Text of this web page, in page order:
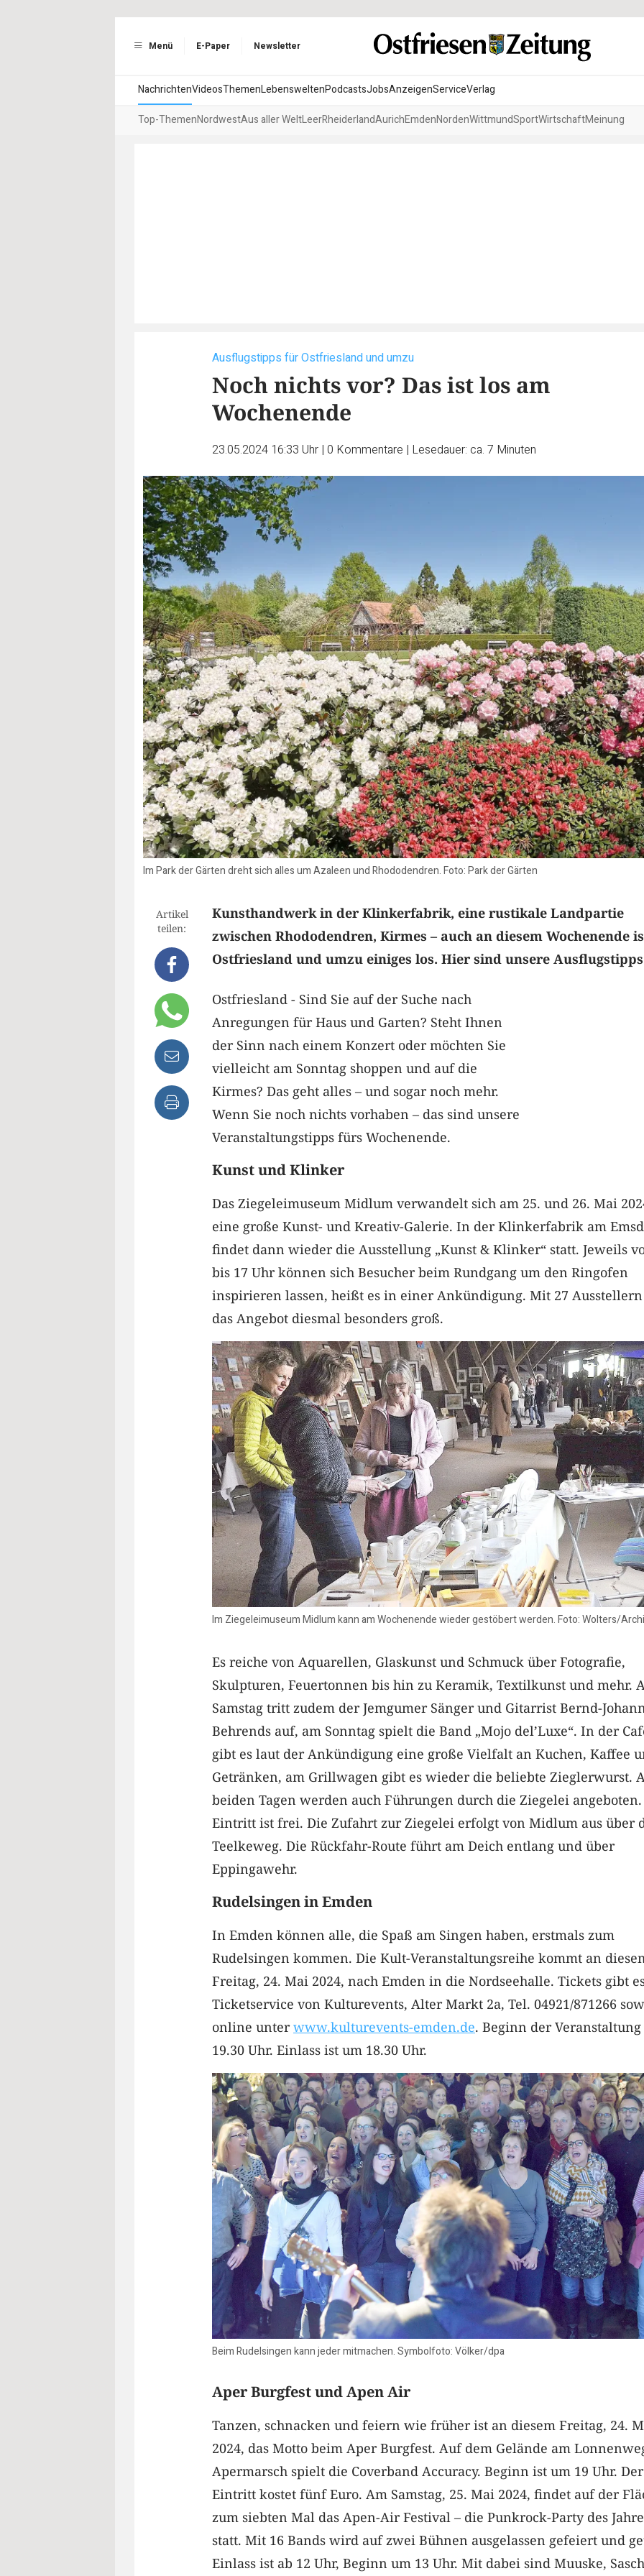
Menü E-Paper Newsletter
NachrichtenVideosThemenLebensweltenPodcastsJobsAnzeigenServiceVerlag
Top-ThemenNordwestAus aller WeltLeerRheiderlandAurichEmdenNordenWittmundSportWirtschaftMeinung
Ausflugstipps für Ostfriesland und umzu
Noch nichts vor? Das ist los am
Wochenende
23.05.2024 16:33 Uhr | 0 Kommentare | Lesedauer: ca. 7 Minuten
Im Park der Gärten dreht sich alles um Azaleen und Rhododendren. Foto: Park der Gärten
Artikel
teilen:
Kunsthandwerk in der Klinkerfabrik, eine rustikale Landpartie
zwischen Rhododendren, Kirmes – auch an diesem Wochenende
Ostfriesland und umzu einiges los. Hier sind unsere
Ostfriesland - Sind Sie auf der Suche nach
Anregungen für Haus und Garten? Steht Ihnen
der Sinn nach einem Konzert oder möchten Sie
vielleicht am Sonntag shoppen und auf die
Kirmes? Das geht alles – und sogar noch mehr.
Wenn Sie noch nichts vorhaben – das sind unsere
Veranstaltungstipps fürs Wochenende.
Kunst und Klinker
Das Ziegeleimuseum Midlum verwandelt sich am 25. und 26. Mai
eine große Kunst- und Kreativ-Galerie. In der Klinkerfabrik am
findet dann wieder die Ausstellung „Kunst & Klinker“ statt. Jeweils
bis 17 Uhr können sich Besucher beim Rundgang um den Ringofen
inspirieren lassen, heißt es in einer Ankündigung. Mit 27
das Angebot diesmal besonders groß.
Im Ziegeleimuseum Midlum kann am Wochenende wieder gestöbert werden. Foto: Wolters/
Es reiche von Aquarellen, Glaskunst und Schmuck über Fotografie,
Skulpturen, Feuertonnen bis hin zu Keramik, Textilkunst und mehr.
Samstag tritt zudem der Jemgumer Sänger und Gitarrist Bernd-
Behrends auf, am Sonntag spielt die Band „Mojo del’Luxe“. In der
gibt es laut der Ankündigung eine große Vielfalt an Kuchen, Kaffee
Getränken, am Grillwagen gibt es wieder die beliebte Zieglerwurst.
beiden Tagen werden auch Führungen durch die Ziegelei
Eintritt ist frei. Die Zufahrt zur Ziegelei erfolgt von Midlum aus über
Teelkeweg. Die Rückfahr-Route führt am Deich entlang und über
Eppingawehr.
Rudelsingen in Emden
In Emden können alle, die Spaß am Singen haben, erstmals zum
Rudelsingen kommen. Die Kult-Veranstaltungsreihe kommt an
Freitag, 24. Mai 2024, nach Emden in die Nordseehalle. Tickets gibt
Ticketservice von Kulturevents, Alter Markt 2a, Tel. 04921/871266
online unterwww.kulturevents-emden.de. Beginn der
19.30 Uhr. Einlass ist um 18.30 Uhr.
Beim Rudelsingen kann jeder mitmachen. Symbolfoto: Völker/dpa
Aper Burgfest und Apen Air
Tanzen, schnacken und feiern wie früher ist an diesem Freitag, 24.
2024, das Motto beim Aper Burgfest. Auf dem Gelände am
Apermarsch spielt die Coverband Accuracy. Beginn ist um 19 Uhr. Der
Eintritt kostet fünf Euro. Am Samstag, 25. Mai 2024, findet auf der
zum siebten Mal das Apen-Air Festival – die Punkrock-Party des
statt. Mit 16 Bands wird auf zwei Bühnen ausgelassen gefeiert und
Einlass ist ab 12 Uhr, Beginn um 13 Uhr. Mit dabei sind Muuske,